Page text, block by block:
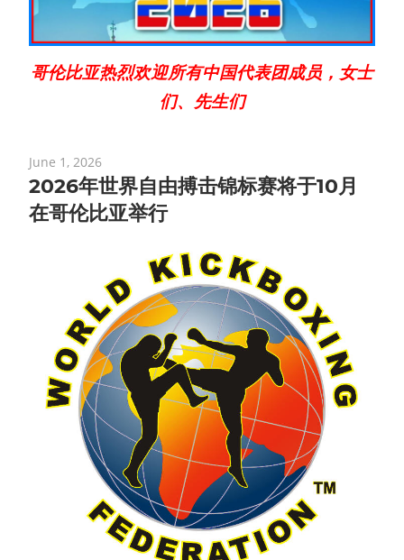
哥伦比亚热烈欢迎所有中国代表团成员，女士
们、先生们
June 1, 2026
2026年世界自由搏击锦标赛将于10月
在哥伦比亚举行